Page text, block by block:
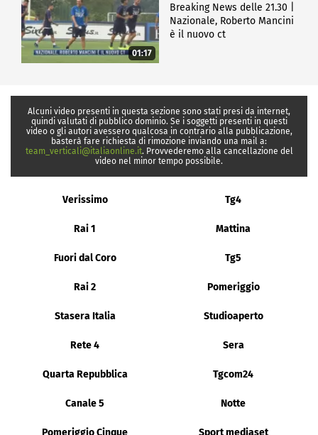
01:17
Breaking News delle 21.30 |
Nazionale, Roberto Mancini
è il nuovo ct
Alcuni video presenti in questa sezione sono stati presi da internet,
quindi valutati di pubblico dominio. Se i soggetti presenti in questi
video o gli autori avessero qualcosa in contrario alla pubblicazione,
basterà fare richiesta di rimozione inviando una mail a:
team_verticali@italiaonline.it. Provvederemo alla cancellazione del
video nel minor tempo possibile.
Verissimo Tg4
Rai 1 Mattina
Fuori dal Coro Tg5
Rai 2 Pomeriggio
Stasera Italia Studioaperto
Rete 4 Sera
Quarta Repubblica Tgcom24
Canale 5 Notte
Pomeriggio Cinque Sport mediaset